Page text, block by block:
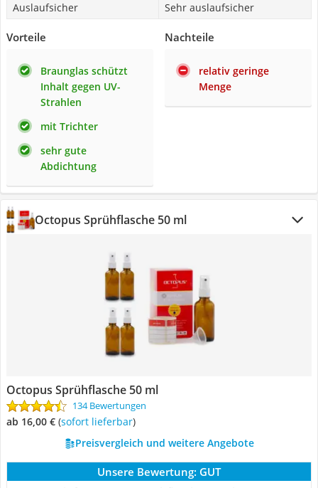
Auslaufsicher
Sehr auslaufsicher
Vorteile
Braunglas schützt
Inhalt gegen UV-
Strahlen
mit Trichter
sehr gute
Abdichtung
Nachteile
relativ geringe
Menge
Octopus Sprühflasche 50 ml
Octopus Sprühflasche 50 ml
134 Bewertungen
ab 16,00 € ( Sofort lieferbar)
Preisvergleich und weitere Angebote
Unsere Bewertung: GUT